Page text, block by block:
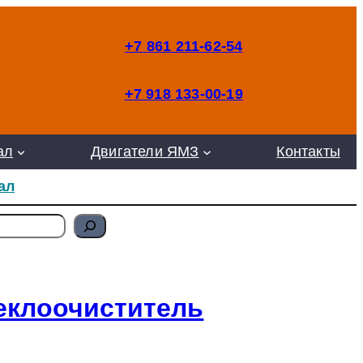
+7 861 211-62-54
+7 918 133-00-19
Двигатели ЯМЗ Контакты